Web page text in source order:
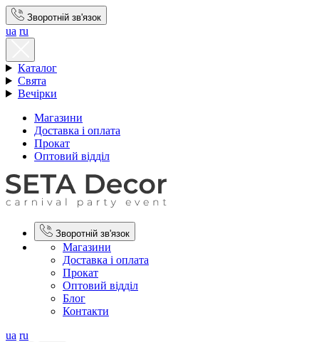
Зворотній зв'язок
ua ru
Каталог
Свята
Вечірки
Магазини
Доставка і оплата
Прокат
Оптовий відділ
Зворотній зв'язок
Магазини
Доставка і оплата
Прокат
Оптовий відділ
Блог
Контакти
ua ru